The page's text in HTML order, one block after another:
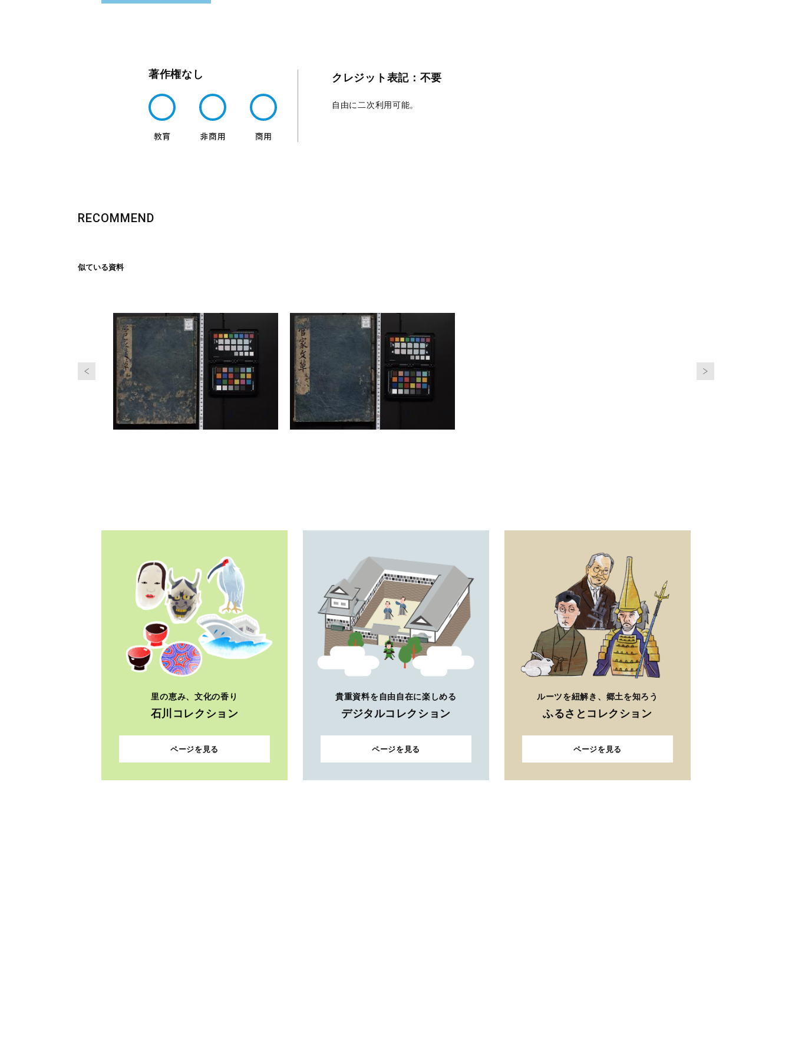
著作権なし クレジット表記：不要
自由に二次利用可能。
RECOMMEND
似ている資料
里の恵み、文化の香り
石川コレクション
ページを見る
貴重資料を自由自在に楽しめる
デジタルコレクション
ページを見る
ルーツを紐解き、郷土を知ろう
ふるさとコレクション
ページを見る